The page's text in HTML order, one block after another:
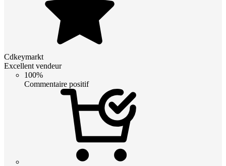
Cdkeymarkt
Excellent vendeur
100%
Commentaire positif